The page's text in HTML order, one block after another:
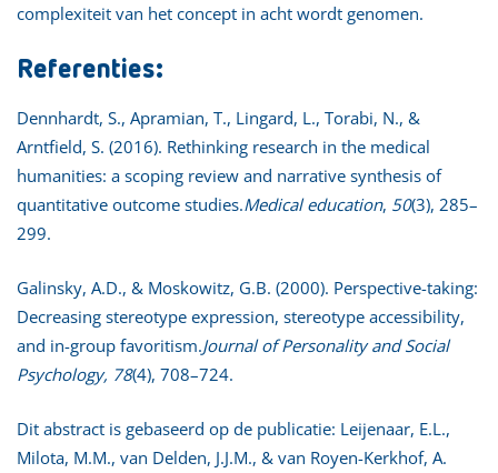
complexiteit van het concept in acht wordt genomen.
Referenties:
Dennhardt, S., Apramian, T., Lingard, L., Torabi, N., &
Arntfield, S. (2016). Rethinking research in the medical
humanities: a scoping review and narrative synthesis of
quantitative outcome studies.Medical education, 50(3), 285–
299.
Galinsky, A.D., & Moskowitz, G.B. (2000). Perspective-taking:
Decreasing stereotype expression, stereotype accessibility,
and in-group favoritism.Journal of Personality and Social
Psychology, 78(4), 708–724.
Dit abstract is gebaseerd op de publicatie: Leijenaar, E.L.,
Milota, M.M., van Delden, J.J.M., & van Royen-Kerkhof, A.